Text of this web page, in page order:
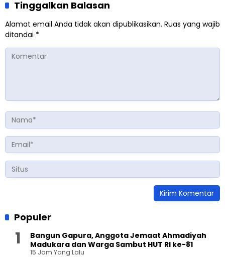
Tinggalkan Balasan
Alamat email Anda tidak akan dipublikasikan. Ruas yang wajib
ditandai *
Populer
Bangun Gapura, Anggota Jemaat Ahmadiyah
Madukara dan Warga Sambut HUT RI ke-81
15 Jam Yang Lalu